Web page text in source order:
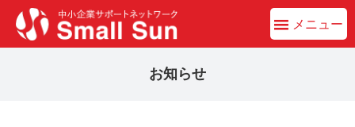
メニュー
お知らせ